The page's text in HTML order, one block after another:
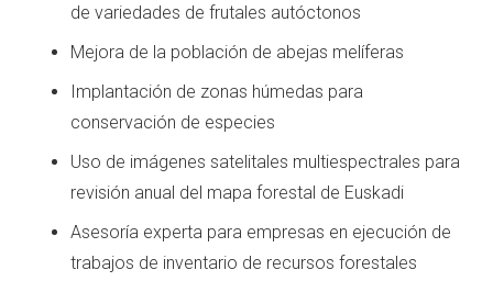
de variedades de frutales autóctonos
Mejora de la población de abejas melíferas
Implantación de zonas húmedas para
conservación de especies
Uso de imágenes satelitales multiespectrales para
revisión anual del mapa forestal de Euskadi
Asesoría experta para empresas en ejecución de
trabajos de inventario de recursos forestales